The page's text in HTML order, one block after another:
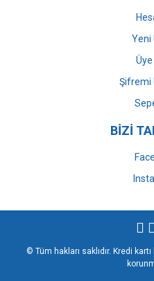
Yeni
Üye
Şifremi
BİZİ
© Tüm hakları saklıdır. Kredi